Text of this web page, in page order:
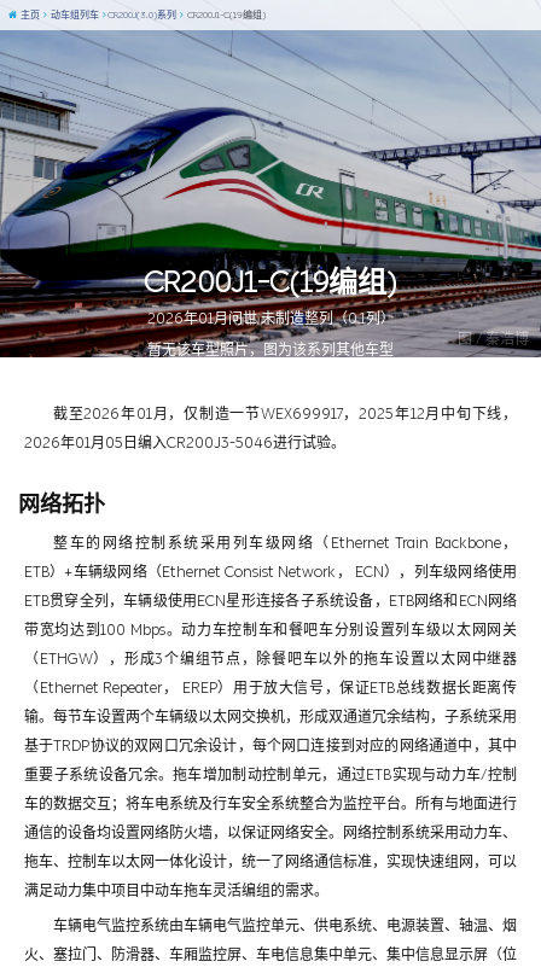
图 / 秦浩博
CR200J1-C(19编组)
2026年01月问世 未制造整列（0.1列）
暂无该车型照片，图为该系列其他车型
主页 动车组列车 CR200J(3.0)系列 CR200J1-C(19编组)
截至2026年01月，仅制造一节WEX699917，2025年12月中旬下线，
2026年01月05日编入CR200J3-5046进行试验。
网络拓扑
整车的网络控制系统采用列车级网络（Ethernet Train Backbone，
ETB）+车辆级网络（Ethernet Consist Network， ECN），列车级网络使用
ETB贯穿全列，车辆级使用ECN星形连接各子系统设备，ETB网络和ECN网络
带宽均达到100 Mbps。动力车控制车和餐吧车分别设置列车级以太网网关
（ETHGW），形成3个编组节点，除餐吧车以外的拖车设置以太网中继器
（Ethernet Repeater， EREP）用于放大信号，保证ETB总线数据长距离传
输。每节车设置两个车辆级以太网交换机，形成双通道冗余结构，子系统采用
基于TRDP协议的双网口冗余设计，每个网口连接到对应的网络通道中，其中
重要子系统设备冗余。拖车增加制动控制单元，通过ETB实现与动力车/控制
车的数据交互；将车电系统及行车安全系统整合为监控平台。所有与地面进行
通信的设备均设置网络防火墙，以保证网络安全。网络控制系统采用动力车、
拖车、控制车以太网一体化设计，统一了网络通信标准，实现快速组网，可以
满足动力集中项目中动车拖车灵活编组的需求。
车辆电气监控系统由车辆电气监控单元、供电系统、电源装置、轴温、烟
火、塞拉门、防滑器、车厢监控屏、车电信息集中单元、集中信息显示屏（位